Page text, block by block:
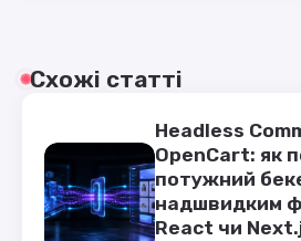
Схожі статті
Headless
OpenCart: як
потужний
надшвидким
React чи